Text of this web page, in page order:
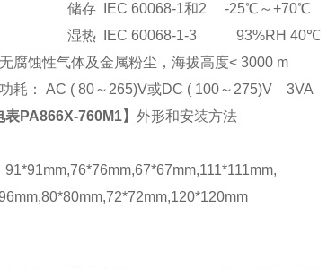
储存 IEC 60068-1和2 -25℃～+70℃
湿热 IEC 60068-1-3 93%RH 40℃
无腐蚀性气体及金属粉尘，海拔高度< 3000 m
耗： AC ( 80～265)V或DC ( 100～275)V 3VA
表PA866X-760M1】外形和安装方法
91*91mm,76*76mm,67*67mm,111*111mm,